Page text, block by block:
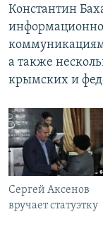
Константин
а также
крымских и
Сергей Аксенов
вручает статуэтку